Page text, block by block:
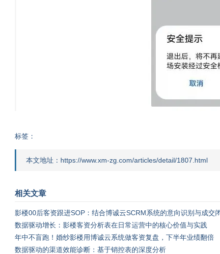
标签：
本文地址：https://www.xm-zg.com/articles/detail/1807.html
相关文章
影楼00后客资跟进SOP：结合博诚云SCRM系统的意向识别与成交
数据驱动增长：影楼客资分析表在日常运营中的核心价值与实践
年中不盲跑！婚纱影楼用博诚云系统做客资复盘，下半年业绩翻倍
数据驱动的渠道效能诊断：基于销控表的深度分析